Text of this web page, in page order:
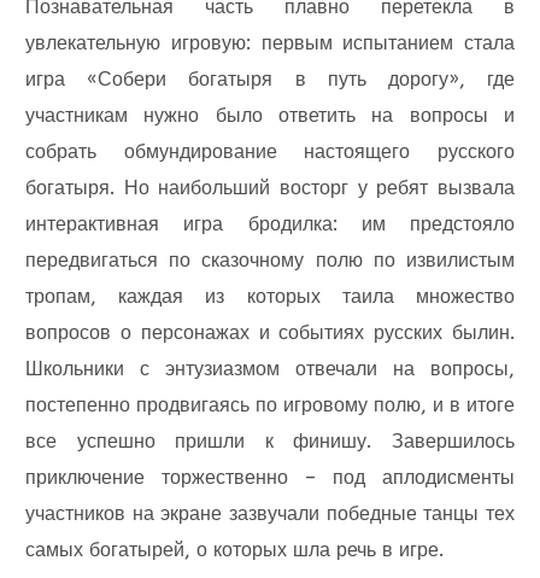
Познавательная часть плавно перетекла в
увлекательную игровую: первым испытанием стала
игра «Собери богатыря в путь дорогу», где
участникам нужно было ответить на вопросы и
собрать обмундирование настоящего русского
богатыря. Но наибольший восторг у ребят вызвала
интерактивная игра бродилка: им предстояло
передвигаться по сказочному полю по извилистым
тропам, каждая из которых таила множество
вопросов о персонажах и событиях русских былин.
Школьники с энтузиазмом отвечали на вопросы,
постепенно продвигаясь по игровому полю, и в итоге
все успешно пришли к финишу. Завершилось
приключение торжественно – под аплодисменты
участников на экране зазвучали победные танцы тех
самых богатырей, о которых шла речь в игре.